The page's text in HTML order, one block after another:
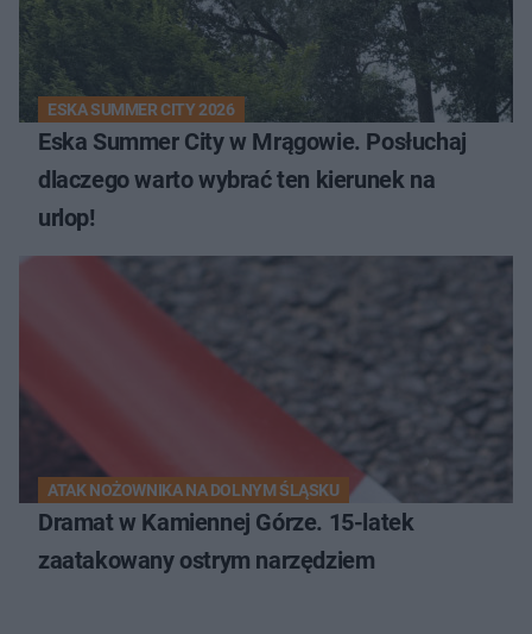
ESKA SUMMER CITY 2026
Eska Summer City w Mrągowie. Posłuchaj
dlaczego warto wybrać ten kierunek na
urlop!
ATAK NOŻOWNIKA NA DOLNYM ŚLĄSKU
Dramat w Kamiennej Górze. 15-latek
zaatakowany ostrym narzędziem